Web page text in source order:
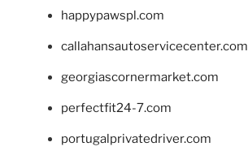
happypawspl.com
callahansautoservicecenter.com
georgiascornermarket.com
perfectfit24-7.com
portugalprivatedriver.com